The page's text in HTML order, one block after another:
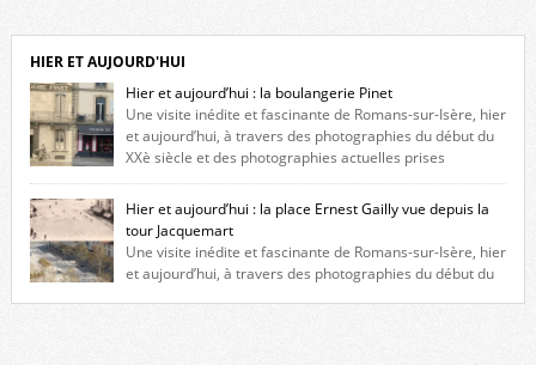
l’histoire de la redécouverte de vestiges du couvent des Capucins ! Petit
retour sur l’histoire […]
HIER ET AUJOURD'HUI
Hier et aujourd’hui : la boulangerie Pinet
Une visite inédite et fascinante de Romans-sur-Isère, hier
et aujourd’hui, à travers des photographies du début du
XXè siècle et des photographies actuelles prises
exactement dans le même cadre ! A l’angle de la place Jean Jaurès et de
l’avenue Victor Hugo (à côté d’Intermarché), à Romans. La boulangerie
Jules Pinet est inscrite dans le […]
Hier et aujourd’hui : la place Ernest Gailly vue depuis la
tour Jacquemart
Une visite inédite et fascinante de Romans-sur-Isère, hier
et aujourd’hui, à travers des photographies du début du